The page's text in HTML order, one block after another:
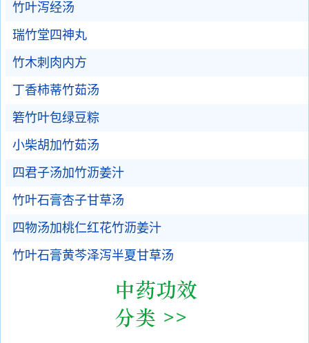
竹叶泻经汤
瑞竹堂四神丸
竹木刺肉内方
丁香柿蒂竹茹汤
箬竹叶包绿豆粽
小柴胡加竹茹汤
四君子汤加竹沥姜汁
竹叶石膏杏子甘草汤
四物汤加桃仁红花竹沥姜汁
竹叶石膏黄芩泽泻半夏甘草汤